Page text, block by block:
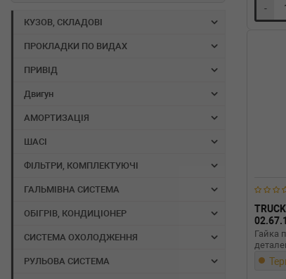
КУЗОВ, СКЛАДОВІ
ПРОКЛАДКИ ПО ВИДАХ
ПРИВІД
Двигун
АМОРТИЗАЦІЯ
ШАСІ
ФІЛЬТРИ, КОМПЛЕКТУЮЧІ
ГАЛЬМІВНА СИСТЕМА
ОБІГРІВ, КОНДИЦІОНЕР
СИСТЕМА ОХОЛОДЖЕННЯ
РУЛЬОВА СИСТЕМА
-
Гайка